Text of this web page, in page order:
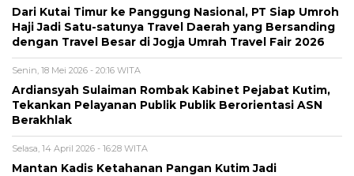
Dari Kutai Timur ke Panggung Nasional, PT Siap Umroh
Haji Jadi Satu-satunya Travel Daerah yang Bersanding
dengan Travel Besar di Jogja Umrah Travel Fair 2026
Senin, 18 Mei 2026 - 20:16 WITA
Ardiansyah Sulaiman Rombak Kabinet Pejabat Kutim,
Tekankan Pelayanan Publik Publik Berorientasi ASN
Berakhlak
Selasa, 14 April 2026 - 16:28 WITA
Mantan Kadis Ketahanan Pangan Kutim Jadi